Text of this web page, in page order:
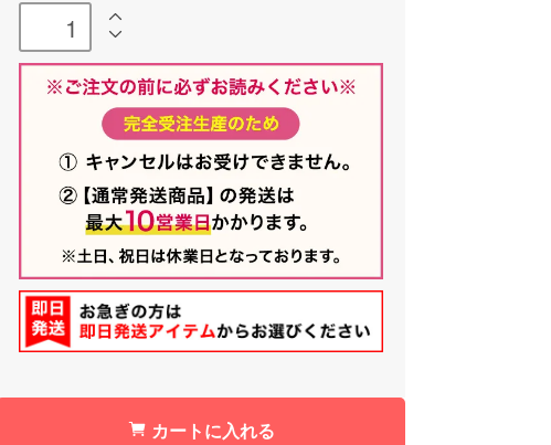
カートに入れる